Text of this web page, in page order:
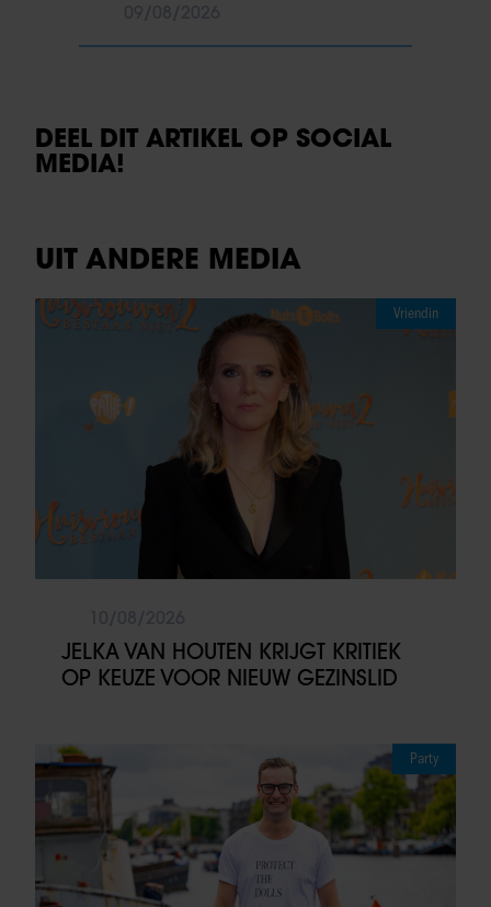
DEEL DIT ARTIKEL OP SOCIAL
MEDIA!
UIT ANDERE MEDIA
Vriendin
JELKA VAN HOUTEN KRIJGT KRITIEK
OP KEUZE VOOR NIEUW GEZINSLID
Party